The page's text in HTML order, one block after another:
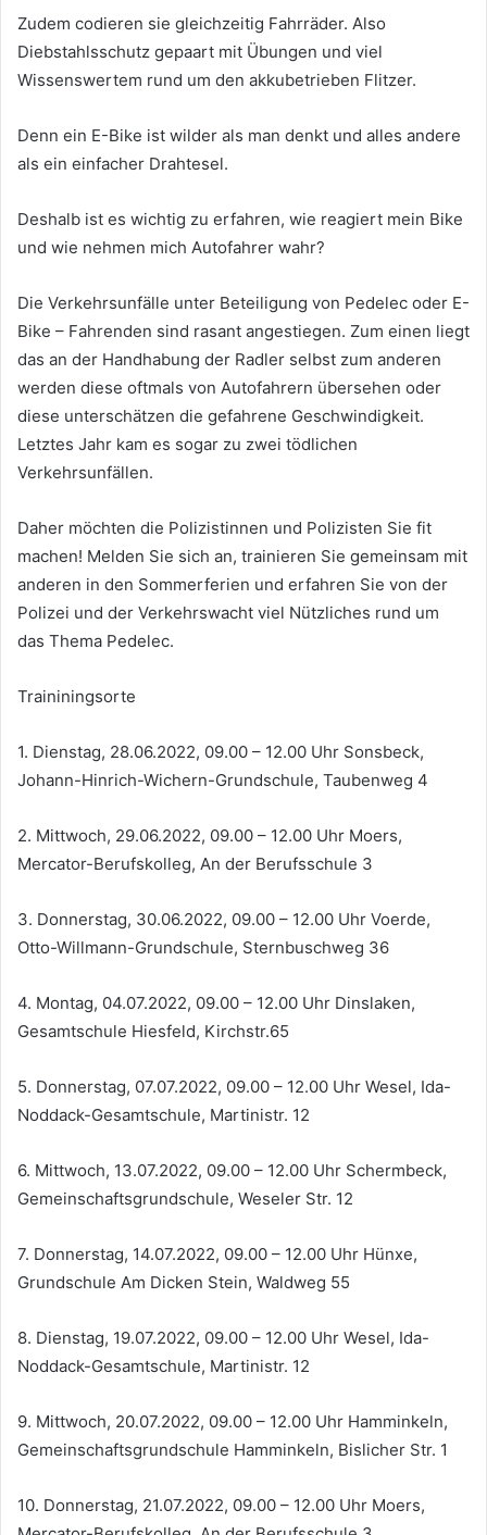
Zudem codieren sie gleichzeitig Fahrräder. Also
Diebstahlsschutz gepaart mit Übungen und viel
Wissenswertem rund um den akkubetrieben Flitzer.
Denn ein E-Bike ist wilder als man denkt und alles andere
als ein einfacher Drahtesel.
Deshalb ist es wichtig zu erfahren, wie reagiert mein Bike
und wie nehmen mich Autofahrer wahr?
Die Verkehrsunfälle unter Beteiligung von Pedelec oder E-
Bike – Fahrenden sind rasant angestiegen. Zum einen liegt
das an der Handhabung der Radler selbst zum anderen
werden diese oftmals von Autofahrern übersehen oder
diese unterschätzen die gefahrene Geschwindigkeit.
Letztes Jahr kam es sogar zu zwei tödlichen
Verkehrsunfällen.
Daher möchten die Polizistinnen und Polizisten Sie fit
machen! Melden Sie sich an, trainieren Sie gemeinsam mit
anderen in den Sommerferien und erfahren Sie von der
Polizei und der Verkehrswacht viel Nützliches rund um
das Thema Pedelec.
Traininingsorte
1. Dienstag, 28.06.2022, 09.00 – 12.00 Uhr Sonsbeck,
Johann-Hinrich-Wichern-Grundschule, Taubenweg 4
2. Mittwoch, 29.06.2022, 09.00 – 12.00 Uhr Moers,
Mercator-Berufskolleg, An der Berufsschule 3
3. Donnerstag, 30.06.2022, 09.00 – 12.00 Uhr Voerde,
Otto-Willmann-Grundschule, Sternbuschweg 36
4. Montag, 04.07.2022, 09.00 – 12.00 Uhr Dinslaken,
Gesamtschule Hiesfeld, Kirchstr.65
5. Donnerstag, 07.07.2022, 09.00 – 12.00 Uhr Wesel, Ida-
Noddack-Gesamtschule, Martinistr. 12
6. Mittwoch, 13.07.2022, 09.00 – 12.00 Uhr Schermbeck,
Gemeinschaftsgrundschule, Weseler Str. 12
7. Donnerstag, 14.07.2022, 09.00 – 12.00 Uhr Hünxe,
Grundschule Am Dicken Stein, Waldweg 55
8. Dienstag, 19.07.2022, 09.00 – 12.00 Uhr Wesel, Ida-
Noddack-Gesamtschule, Martinistr. 12
9. Mittwoch, 20.07.2022, 09.00 – 12.00 Uhr Hamminkeln,
Gemeinschaftsgrundschule Hamminkeln, Bislicher Str. 1
10. Donnerstag, 21.07.2022, 09.00 – 12.00 Uhr Moers,